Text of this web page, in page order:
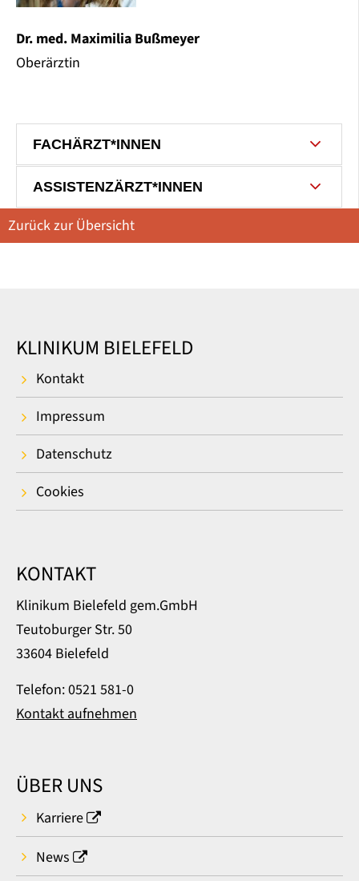
Dr. med. Maximilia Bußmeyer
Oberärztin
FACHÄRZT*INNEN
ASSISTENZÄRZT*INNEN
Zurück zur Übersicht
KLINIKUM BIELEFELD
Kontakt
Impressum
Datenschutz
Cookies
KONTAKT
Klinikum Bielefeld gem.GmbH
Teutoburger Str. 50
33604 Bielefeld
Telefon: 0521 581-0
Kontakt aufnehmen
ÜBER UNS
Karriere
News